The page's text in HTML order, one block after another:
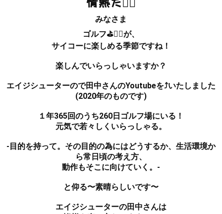
みなさま
ゴルフ⛳️🏌️‍♀️が、
サイコーに楽しめる季節ですね！
楽しんでいらっしゃいますか？
エイジシューターので田中さんのYoutubeを⤴️いたしました
(2020年のものです)
１年365回のうち260日ゴルフ場にいる！
元気で若々しくいらっしゃる。
-目的を持って。その目的の為にはどうするか、生活環境か
ら常日頃の考え方、
動作もそこに向けていく。-
と仰る〜素晴らしいです〜
エイジシューターの田中さんは